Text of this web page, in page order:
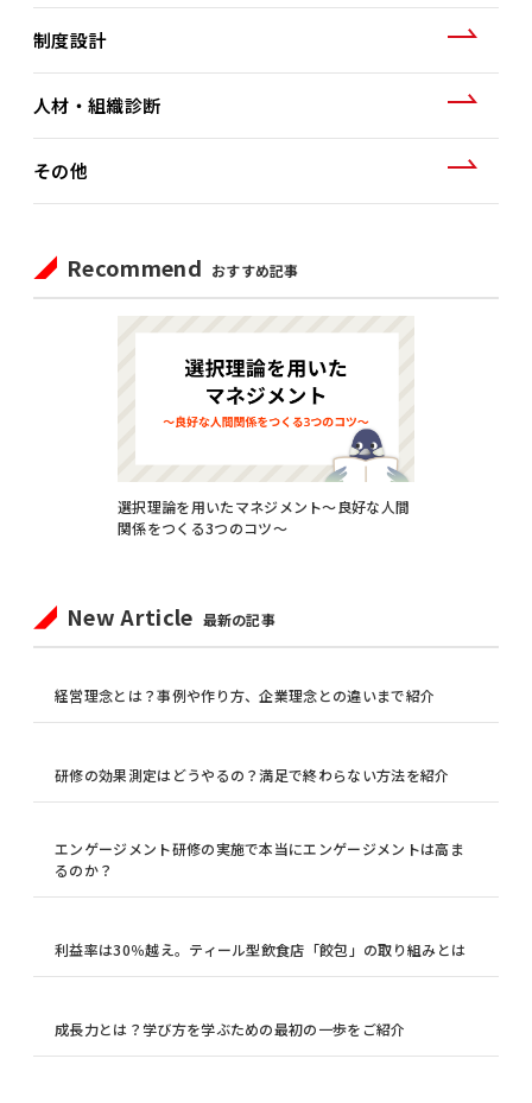
制度設計
人材・組織診断
その他
Recommend おすすめ記事
選択理論を用いたマネジメント～良好な人間
関係をつくる3つのコツ～
New Article 最新の記事
経営理念とは？事例や作り方、企業理念との違いまで紹介
研修の効果測定はどうやるの？満足で終わらない方法を紹介
エンゲージメント研修の実施で本当にエンゲージメントは高ま
るのか？
利益率は30％越え。ティール型飲食店「餃包」の取り組みとは
成長力とは？学び方を学ぶための最初の一歩をご紹介